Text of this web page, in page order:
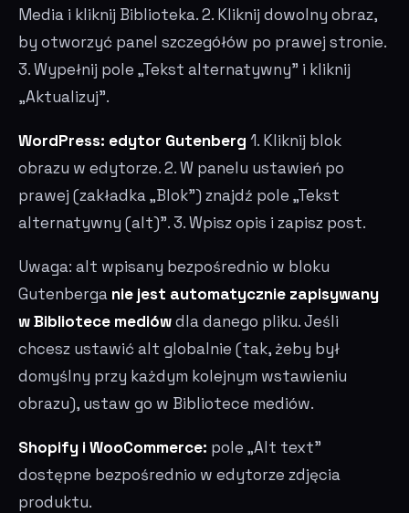
Media i kliknij Biblioteka. 2. Kliknij dowolny obraz,
by otworzyć panel szczegółów po prawej stronie.
3. Wypełnij pole „Tekst alternatywny" i kliknij
„Aktualizuj".
WordPress: edytor Gutenberg 1. Kliknij blok
obrazu w edytorze. 2. W panelu ustawień po
prawej (zakładka „Blok") znajdź pole „Tekst
alternatywny (alt)". 3. Wpisz opis i zapisz post.
Uwaga: alt wpisany bezpośrednio w bloku
Gutenberga nie jest automatycznie zapisywany
w Bibliotece mediówdla danego pliku. Jeśli
chcesz ustawić alt globalnie (tak, żeby był
domyślny przy każdym kolejnym wstawieniu
obrazu), ustaw go w Bibliotece mediów.
Shopify i WooCommerce: pole „Alt text"
dostępne bezpośrednio w edytorze zdjęcia
produktu.